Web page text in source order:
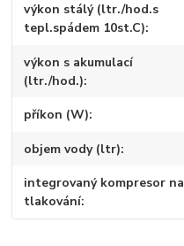
výkon stálý (ltr./hod.s
tepl.spádem 10st.C)
výkon s akumulací
(ltr./hod.)
příkon (W)
objem vody (ltr)
integrovaný kompresor na
tlakování